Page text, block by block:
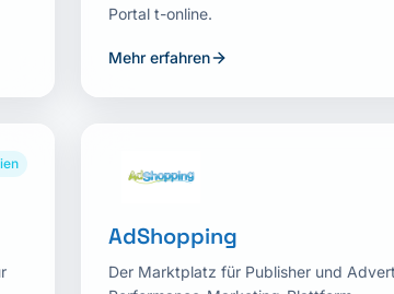
Portal t-online.
Mehr erfahren
AdShopping
Der Marktplatz für Publisher und